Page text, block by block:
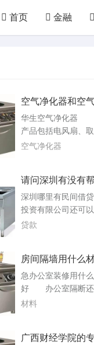
首页 金融
空气净化器和空
是什么
华生空气净化器
产品包括电风扇、
电暖器、冷风扇、
能可能会有所不同
华生空气净化器，
道查看产品详细信
实际需求选择合适
空气净化器
请问深圳有没有
深圳哪里有民间
投资有限公司还可
金周转，没有任何
按期偿还贷款本息
需要持有与经销商
议和合同。所需手
份证明、户口本、
贷款
房间隔墙用什么
急办公室装修用什
好 办公室隔断还
音效果，这要分几
间如录音室等。如
材料
广西财经学院的